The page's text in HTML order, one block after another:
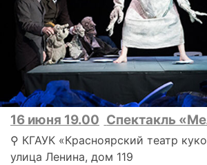
16 июня 19.00 Спектакль
⚲ КГАУК «Красноярский театр
улица Ленина, дом 119